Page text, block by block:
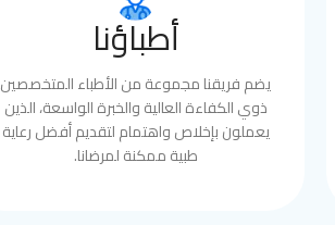
أطباؤنا
يضم فريقنا مجموعة من الأطباء المتخصصين
ذوي الكفاءة العالية والخبرة الواسعة، الذين
يعملون بإخلاص واهتمام لتقديم أفضل رعاية
طبية ممكنة لمرضانا.